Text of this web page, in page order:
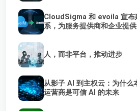
CloudSigma 和 evoila 宣布
系，为服务提供商和企业提
人，而非平台，推动进步
从影子 AI 到主权云：为什么
运营商是可信 AI 的未来